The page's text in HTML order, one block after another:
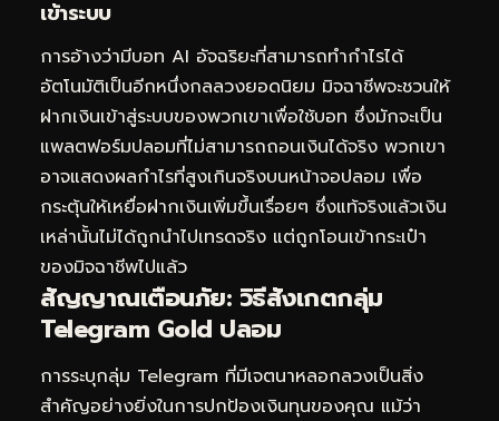
เข้าระบบ
การอ้างว่ามีบอท AI อัจฉริยะที่สามารถทำกำไรได้
อัตโนมัติเป็นอีกหนึ่งกลลวงยอดนิยม มิจฉาชีพจะชวนให้
ฝากเงินเข้าสู่ระบบของพวกเขาเพื่อใช้บอท ซึ่งมักจะเป็น
แพลตฟอร์มปลอมที่ไม่สามารถถอนเงินได้จริง พวกเขา
อาจแสดงผลกำไรที่สูงเกินจริงบนหน้าจอปลอม เพื่อ
กระตุ้นให้เหยื่อฝากเงินเพิ่มขึ้นเรื่อยๆ ซึ่งแท้จริงแล้วเงิน
เหล่านั้นไม่ได้ถูกนำไปเทรดจริง แต่ถูกโอนเข้ากระเป๋า
ของมิจฉาชีพไปแล้ว
สัญญาณเตือนภัย: วิธีสังเกตกลุ่ม
Telegram Gold ปลอม
การระบุกลุ่ม Telegram ที่มีเจตนาหลอกลวงเป็นสิ่ง
สำคัญอย่างยิ่งในการปกป้องเงินทุนของคุณ แม้ว่า